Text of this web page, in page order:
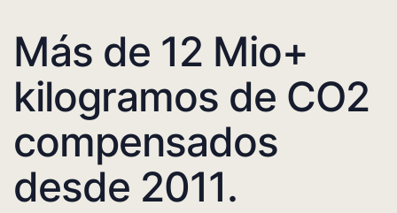
Más de 12 Mio+
kilogramos de CO2
compensados
desde 2011.